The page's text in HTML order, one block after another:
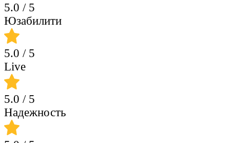
5.0 / 5
Юзабилити
5.0 / 5
Live
5.0 / 5
Надежность